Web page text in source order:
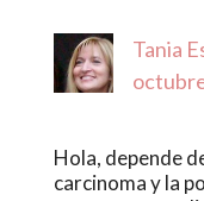
Tania
Hola, depende
carcinoma y la